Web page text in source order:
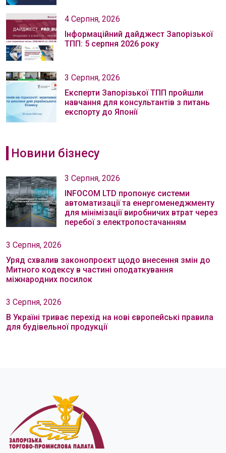
4 Серпня, 2026
Інформаційний дайджест Запорізької
ТПП: 5 серпня 2026 року
3 Серпня, 2026
Експерти Запорізької ТПП пройшли
навчання для консультантів з питань
експорту до Японії
Новини бізнесу
3 Серпня, 2026
INFOCOM LTD пропонує системи
автоматизації та енергоменеджменту
для мінімізації виробничих втрат через
перебої з електропостачанням
3 Серпня, 2026
Уряд схвалив законопроєкт щодо внесення змін до
Митного кодексу в частині оподаткування
міжнародних посилок
3 Серпня, 2026
В Україні триває перехід на нові європейські правила
для будівельної продукції